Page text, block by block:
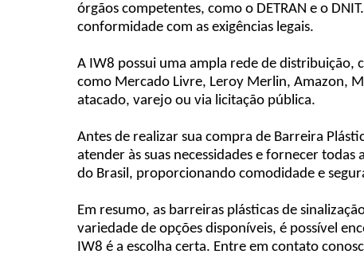
órgãos competentes, como o DETRAN e o
conformidade com as exigências legais.
A IW8 possui uma ampla rede de distribuição,
como Mercado Livre, Leroy Merlin, Amazon,
atacado, varejo ou via licitação pública.
Antes de realizar sua compra de Barreira
atender às suas necessidades e fornecer
do Brasil, proporcionando comodidade e
Em resumo, as barreiras plásticas de
variedade de opções disponíveis, é possível
IW8 é a escolha certa. Entre em contato